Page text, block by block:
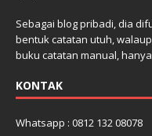
Sebagai blog pribadi, dia
bentuk catatan utuh,
buku catatan manual,
KONTAK
Whatsapp : 0812 132 08078